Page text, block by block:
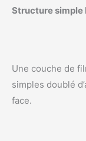
Structure simple
Une couche de
simples doublé
face.